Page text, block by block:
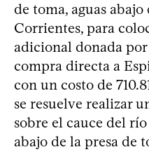
de toma, aguas
Corrientes, para
adicional donada
compra directa a
con un costo de
se resuelve realizar
sobre el cauce del
abajo de la presa de